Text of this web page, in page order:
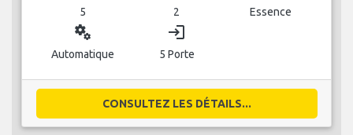
5 2 Essence
miscellaneous_services
Automatique
login
5 Porte
CONSULTEZ LES DÉTAILS...